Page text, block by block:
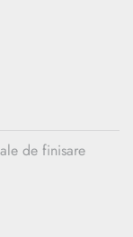
de finisare